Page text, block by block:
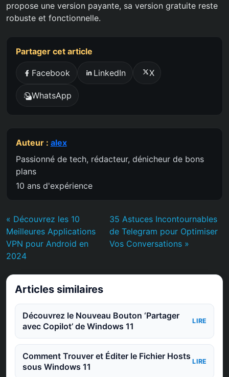
propose une version payante, sa version gratuite reste
robuste et fonctionnelle.
Partager cet article
Facebook LinkedIn X
WhatsApp
Auteur : alex
Passionné de tech, rédacteur, dénicheur de bons
plans
10 ans d'expérience
« Découvrez les 10
Meilleures Applications
VPN pour Android en
2024
35 Astuces Incontournables
de Telegram pour Optimiser
Vos Conversations »
Articles similaires
Découvrez le Nouveau Bouton ‘Partager
avec Copilot’ de Windows 11
LIRE
Comment Trouver et Éditer le Fichier Hosts
sous Windows 11
LIRE